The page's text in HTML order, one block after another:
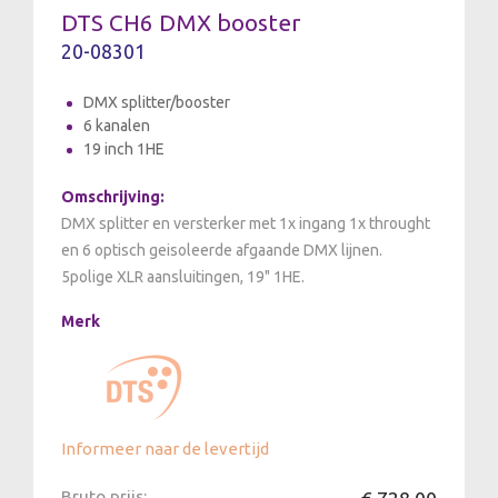
DTS CH6 DMX booster
20-08301
DMX splitter/booster
6 kanalen
19 inch 1HE
Omschrijving:
DMX splitter en versterker met 1x ingang 1x throught
en 6 optisch geisoleerde afgaande DMX lijnen.
5polige XLR aansluitingen, 19" 1HE.
Merk
Informeer naar de levertijd